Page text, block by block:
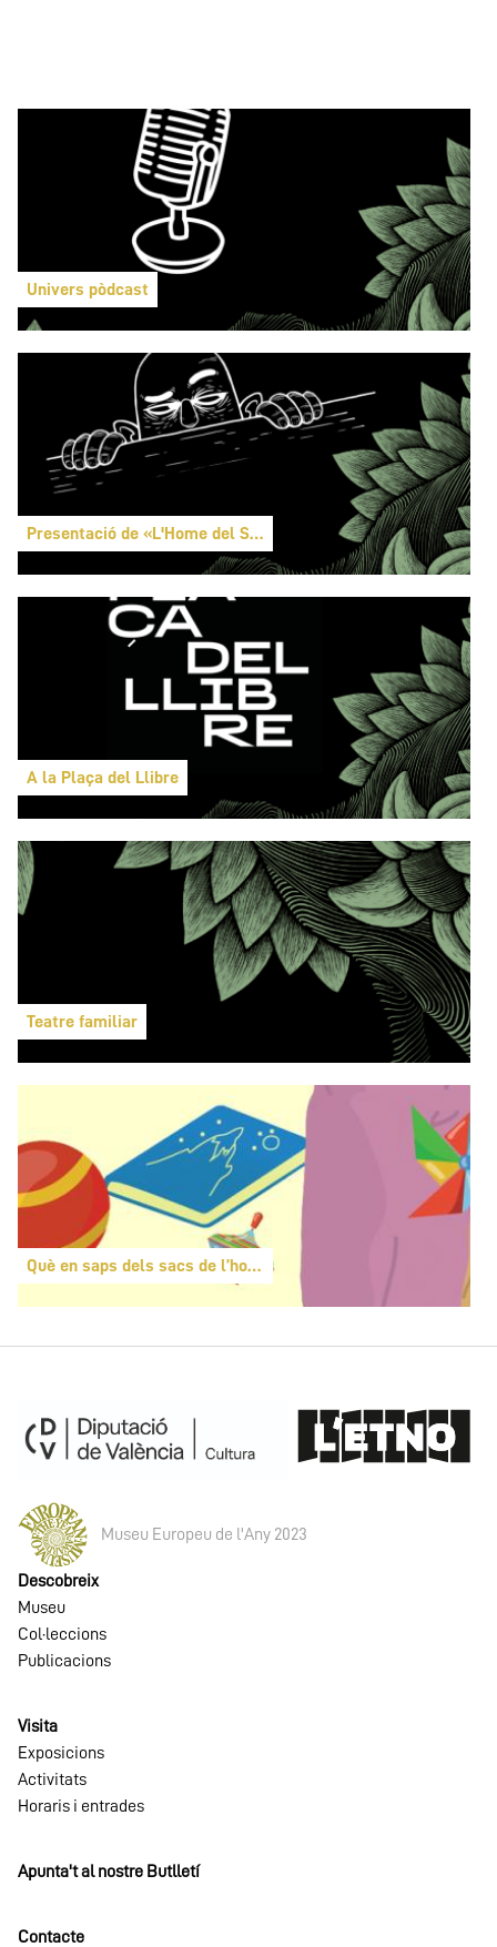
Univers pòdcast
Presentació de «L'Home del Sac»
A la Plaça del Llibre
Teatre familiar
Què en saps dels sacs de l’home del sac?
Museu Europeu de l'Any 2023
Descobreix
Museu
Col·leccions
Publicacions
Visita
Exposicions
Activitats
Horaris i entrades
Apunta't al nostre Butlletí
Contacte